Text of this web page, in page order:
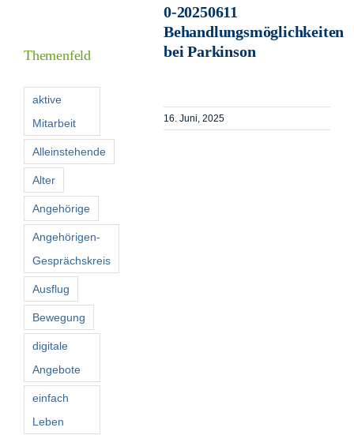
Kontakt
Suche
nach:
0-20250611
Behandlungsmöglichkeiten
bei Parkinson
16. Juni, 2025
Themenfeld
aktive
Mitarbeit
Alleinstehende
Alter
Angehörige
Angehörigen-
Gesprächskreis
Ausflug
Bewegung
digitale
Angebote
einfach
Leben